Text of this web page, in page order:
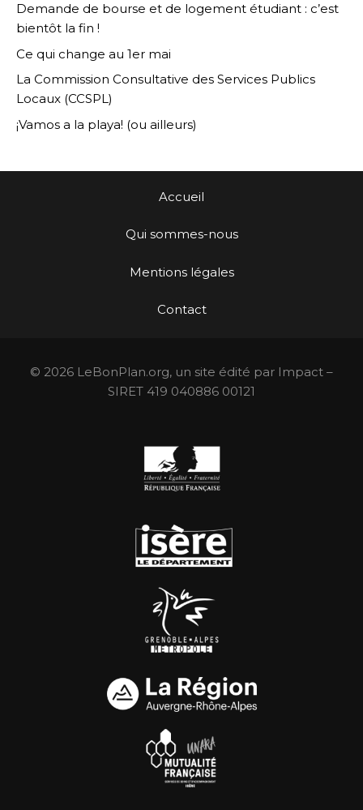
Demande de bourse et de logement étudiant : c’est
bientôt la fin !
Ce qui change au 1er mai
La Commission Consultative des Services Publics
Locaux (CCSPL)
¡Vamos a la playa! (ou ailleurs)
Accueil
Qui sommes-nous
Mentions légales
Contact
© 2026 LeBonPlan.org, un site édité par Impact –
SIRET 419 040886 00121